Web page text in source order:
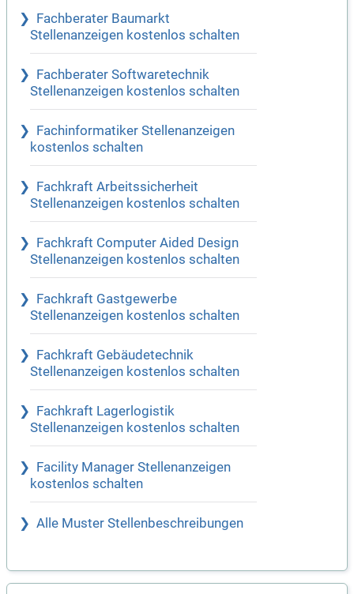
Fachberater Baumarkt
Stellenanzeigen kostenlos schalten
Fachberater Softwaretechnik
Stellenanzeigen kostenlos schalten
Fachinformatiker Stellenanzeigen
kostenlos schalten
Fachkraft Arbeitssicherheit
Stellenanzeigen kostenlos schalten
Fachkraft Computer Aided Design
Stellenanzeigen kostenlos schalten
Fachkraft Gastgewerbe
Stellenanzeigen kostenlos schalten
Fachkraft Gebäudetechnik
Stellenanzeigen kostenlos schalten
Fachkraft Lagerlogistik
Stellenanzeigen kostenlos schalten
Facility Manager Stellenanzeigen
kostenlos schalten
Alle Muster Stellenbeschreibungen